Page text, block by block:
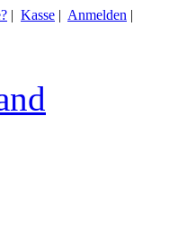
| Kasse | Anmelden |